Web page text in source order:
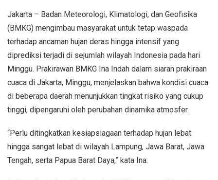
Jakarta – Badan Meteorologi, Klimatologi, dan Geofisika
(BMKG) mengimbau masyarakat untuk tetap waspada
terhadap ancaman hujan deras hingga intensif yang
diprediksi terjadi di sejumlah wilayah Indonesia pada hari
Minggu. Prakirawan BMKG Ina Indah dalam siaran prakiraan
cuaca di Jakarta, Minggu, menjelaskan bahwa kondisi cuaca
di beberapa daerah menunjukkan tingkat risiko yang cukup
tinggi, dipengaruhi oleh perubahan dinamika atmosfer.
“Perlu ditingkatkan kesiapsiagaan terhadap hujan lebat
hingga sangat lebat di wilayah Lampung, Jawa Barat, Jawa
Tengah, serta Papua Barat Daya,” kata Ina.